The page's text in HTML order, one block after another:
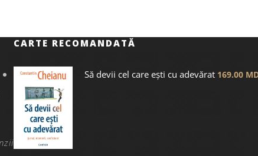
CARTE RECOMANDATĂ
Să devii cel care ești cu adevărat 169.00